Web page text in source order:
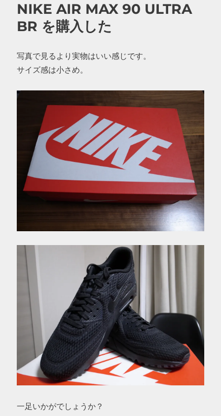
NIKE AIR MAX 90 ULTRA
BR を購入した
写真で見るより実物はいい感じです。
サイズ感は小さめ。
一足いかがでしょうか？